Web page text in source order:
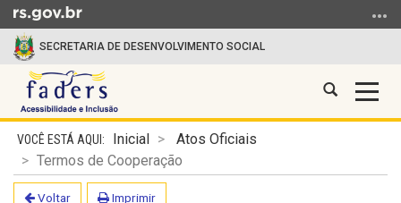
Ir para o conteúdo
SECRETARIA DE DESENVOLVIMENTO SOCIAL
FADERS
Abrir a
Início do conteúdoInicial
Atos Oficiais
Termos de Cooperação
Voltar Imprimir